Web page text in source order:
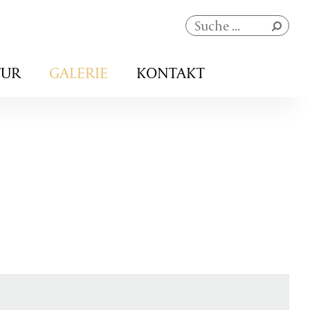
Navigation
überspringen
GALERIE KONTAKT